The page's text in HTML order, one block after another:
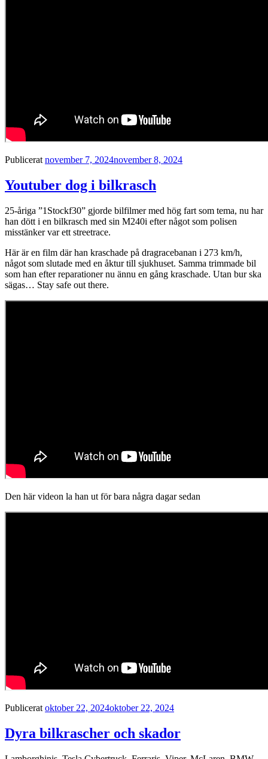
Publicerat november 7, 2024november 8, 2024
Youtuber dog i bilkrasch
25-åriga ”1Stockf30” gjorde bilfilmer med hög fart som tema, nu har
han dött i en bilkrasch med sin M240i efter något som polisen
misstänker var ett streetrace.
Här är en film där han kraschade på dragracebanan i 273 km/h,
något som slutade med en åktur till sjukhuset. Samma trimmade bil
som han efter reparationer nu ännu en gång kraschade. Utan bur ska
sägas… Stay safe out there.
Den här videon la han ut för bara några dagar sedan
Publicerat oktober 22, 2024oktober 22, 2024
Dyra bilkrascher och skador